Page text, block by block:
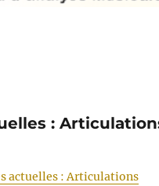
:
actuelles : Articulations